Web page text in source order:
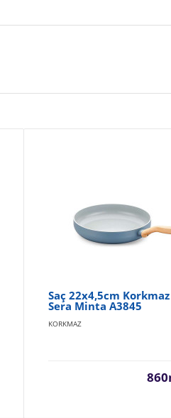
Saç 22x4,5cm
Sera Minta A3845
KORKMAZ